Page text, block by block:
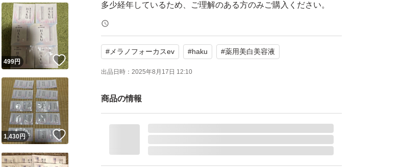
多少経年しているため、ご理解のある方のみご購入ください。
※上記理由につき、返品およびクレーム不可です。
※気にされない方のみご購入ください。※
※お急ぎの際にはご遠慮ください。
購入前に一言いただけると幸いです。
# メラノフォーカスev #haku #薬用美白美容液
出品日時： 2025年8月17日 12:10
商品の情報
いね！
499円 いいね！
ね！
1,430円